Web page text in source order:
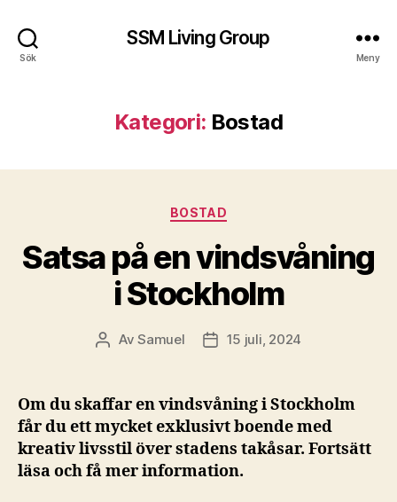
Sök
SSM Living Group
Meny
Kategori: Bostad
Kategorier
BOSTAD
Satsa på en vindsvåning
i Stockholm
Inläggsförfattare
AvSamuel Inläggsdatum
15 juli, 2024
Om du skaffar en vindsvåning i Stockholm
får du ett mycket exklusivt boende med
kreativ livsstil över stadens takåsar. Fortsätt
läsa och få mer information.